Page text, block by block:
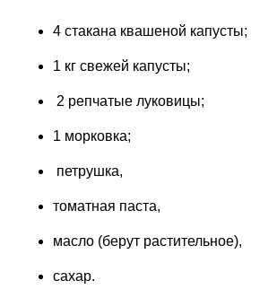
4 стакана квашеной капусты;
1 кг свежей капусты;
2 репчатые луковицы;
1 морковка;
петрушка,
томатная паста,
масло (берут растительное),
сахар.